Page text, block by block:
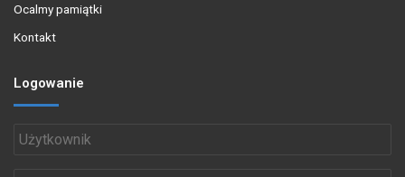
Ocalmy pamiątki
Kontakt
Logowanie